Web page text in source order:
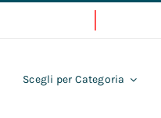
Scegli per Categoria